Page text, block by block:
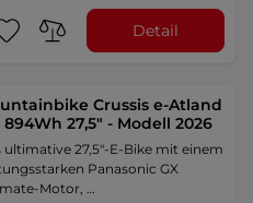
Detail
Crussis e-Atland
894Wh 27,5" - Modell 2026
ultimative 27,5"-E-Bike mit einem
Panasonic GX
Motor, …